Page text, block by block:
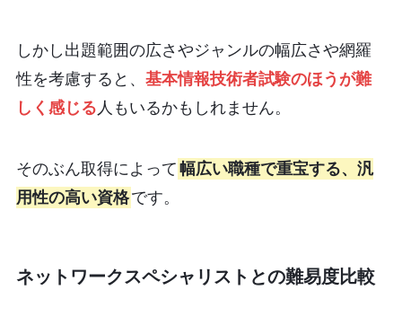
しかし出題範囲の広さやジャンルの幅広さや網羅
性を考慮すると、 基本情報技術者試験のほうが難
しく感じる 人もいるかもしれません。
そのぶん取得によって 幅広い職種で重宝する、汎
用性の高い資格です。
ネットワークスペシャリストとの難易度比較